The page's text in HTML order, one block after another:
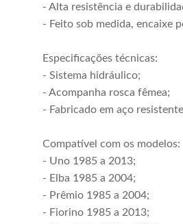
- Alta resistência e
- Feito sob medida, encaixe
Especificações técnicas:
- Sistema hidráulico;
- Acompanha rosca fêmea;
- Fabricado em aço
Compatível com os modelos:
- Uno 1985 a 2013;
- Elba 1985 a 2004;
- Prêmio 1985 a 2004;
- Fiorino 1985 a 2013;